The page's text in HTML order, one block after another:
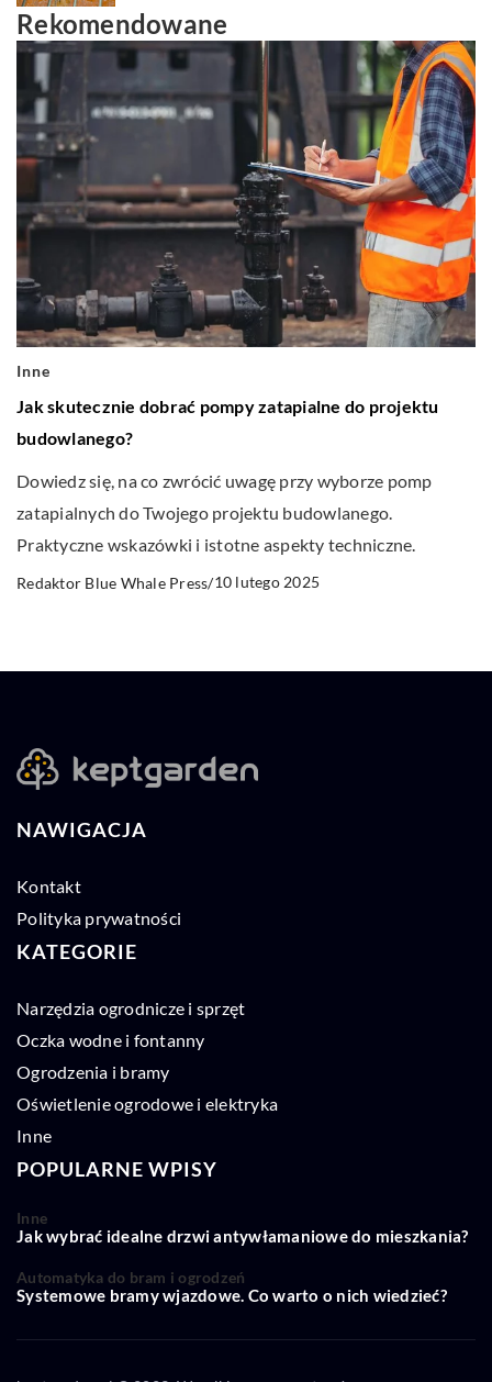
Rekomendowane
Inne
Jak skutecznie dobrać pompy zatapialne do projektu
budowlanego?
Dowiedz się, na co zwrócić uwagę przy wyborze pomp
zatapialnych do Twojego projektu budowlanego.
Praktyczne wskazówki i istotne aspekty techniczne.
Redaktor Blue Whale Press/10 lutego 2025
NAWIGACJA
Kontakt
Polityka prywatności
KATEGORIE
Narzędzia ogrodnicze i sprzęt
Oczka wodne i fontanny
Ogrodzenia i bramy
Oświetlenie ogrodowe i elektryka
Inne
POPULARNE WPISY
Inne
Jak wybrać idealne drzwi antywłamaniowe do mieszkania?
Automatyka do bram i ogrodzeń
Systemowe bramy wjazdowe. Co warto o nich wiedzieć?